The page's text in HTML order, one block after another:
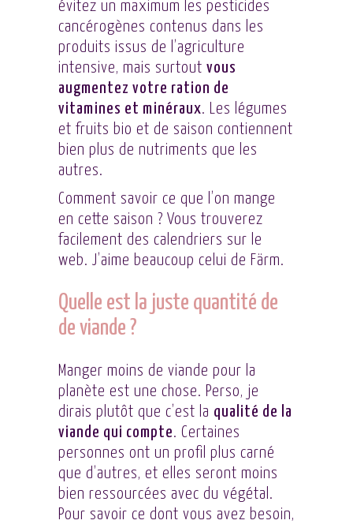
évitez un maximum les pesticides
cancérogènes contenus dans les
produits issus de l’agriculture
intensive, mais surtout vous
augmentez votre ration de
vitamines et minéraux. Les légumes
et fruits bio et de saison contiennent
bien plus de nutriments que les
autres.
Comment savoir ce que l’on mange
en cette saison ? Vous trouverez
facilement des calendriers sur le
web. J’aime beaucoup celui de Färm.
Quelle est la juste quantité de
de viande ?
Manger moins de viande pour la
planète est une chose. Perso, je
dirais plutôt que c’est la qualité de la
viande qui compte. Certaines
personnes ont un profil plus carné
que d’autres, et elles seront moins
bien ressourcées avec du végétal.
Pour savoir ce dont vous avez besoin,